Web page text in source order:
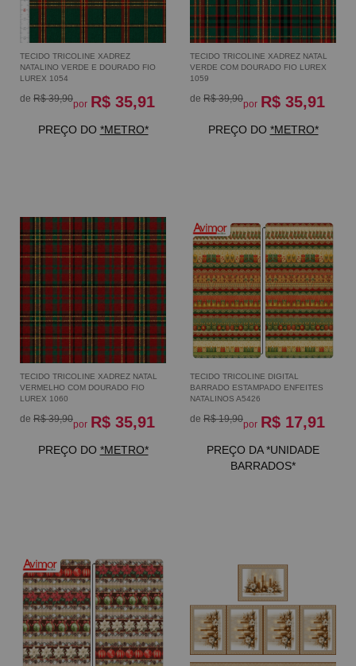
TECIDO TRICOLINE XADREZ
NATALINO VERDE E DOURADO FIO
LUREX 1054
de R$ 39,90por R$ 35,91
PREÇO DO *METRO*
TECIDO TRICOLINE XADREZ NATAL
VERDE COM DOURADO FIO LUREX
1059
de R$ 39,90por R$ 35,91
PREÇO DO *METRO*
TECIDO TRICOLINE XADREZ NATAL
VERMELHO COM DOURADO FIO
LUREX 1060
de R$ 39,90por R$ 35,91
PREÇO DO *METRO*
TECIDO TRICOLINE DIGITAL
BARRADO ESTAMPADO ENFEITES
NATALINOS A5426
de R$ 19,90por R$ 17,91
PREÇO DA *UNIDADE
BARRADOS*